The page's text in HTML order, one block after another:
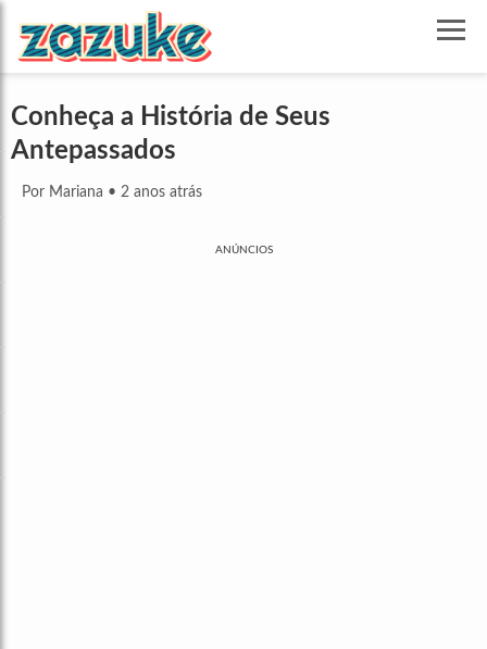
Conheça a História de Seus
Antepassados
Por Mariana • 2 anos atrás
ANÚNCIOS